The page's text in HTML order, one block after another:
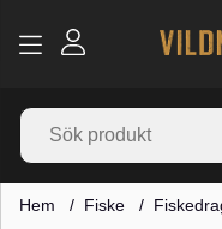
Hem Fiske